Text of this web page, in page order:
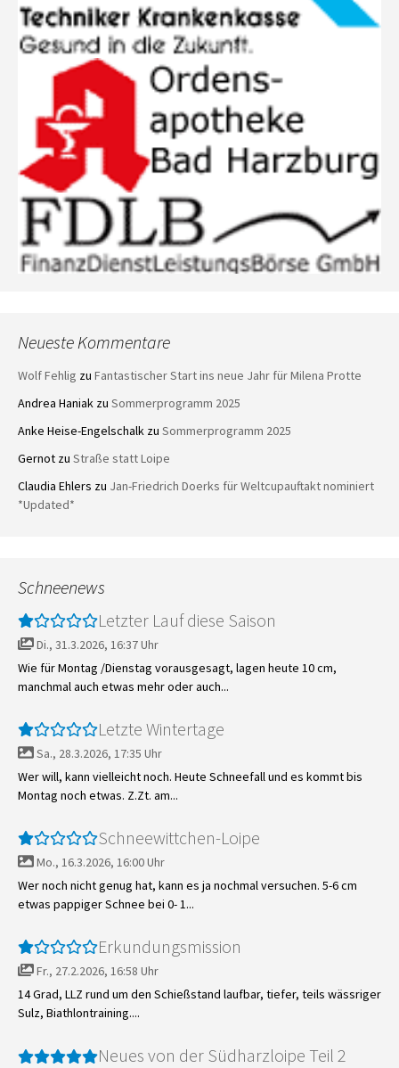
Neueste Kommentare
Wolf Fehlig zu Fantastischer Start ins neue Jahr für Milena Protte
Andrea Haniak zu Sommerprogramm 2025
Anke Heise-Engelschalk zu Sommerprogramm 2025
Gernot zu Straße statt Loipe
Claudia Ehlers zu Jan-Friedrich Doerks für Weltcupauftakt nominiert
*Updated*
Schneenews
Letzter Lauf diese Saison
Di., 31.3.2026, 16:37 Uhr
Wie für Montag /Dienstag vorausgesagt, lagen heute 10 cm,
manchmal auch etwas mehr oder auch...
Letzte Wintertage
Sa., 28.3.2026, 17:35 Uhr
Wer will, kann vielleicht noch. Heute Schneefall und es kommt bis
Montag noch etwas. Z.Zt. am...
Schneewittchen-Loipe
Mo., 16.3.2026, 16:00 Uhr
Wer noch nicht genug hat, kann es ja nochmal versuchen. 5-6 cm
etwas pappiger Schnee bei 0- 1...
Erkundungsmission
Fr., 27.2.2026, 16:58 Uhr
14 Grad, LLZ rund um den Schießstand laufbar, tiefer, teils wässriger
Sulz, Biathlontraining....
Neues von der Südharzloipe Teil 2